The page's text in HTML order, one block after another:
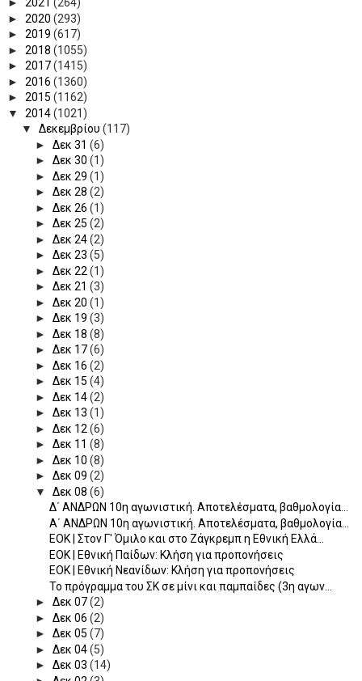
► 2021 (264)
► 2020 (293)
► 2019 (617)
► 2018 (1055)
► 2017(1415)
► 2016 (1360)
► 2015 (1162)
▼ 2014(1021)
▼ Δεκεμβρίου (117)
► Δεκ 31 (6)
► Δεκ 30 (1)
► Δεκ 29 (1)
► Δεκ 28 (2)
► Δεκ 26 (1)
► Δεκ 25 (2)
► Δεκ 24(2)
► Δεκ 23 (5)
► Δεκ 22 (1)
► Δεκ 21 (3)
► Δεκ 20 (1)
► Δεκ 19 (3)
► Δεκ 18 (8)
► Δεκ 17(6)
► Δεκ 16 (2)
► Δεκ 15 (4)
► Δεκ 14(2)
► Δεκ 13 (1)
► Δεκ 12 (6)
► Δεκ 11 (8)
► Δεκ 10 (8)
► Δεκ 09 (2)
▼ Δεκ 08 (6)
Δ΄ ΑΝΔΡΩΝ 10η αγωνιστική. Αποτελέσματα, βαθμολογία...
Α΄ ΑΝΔΡΩΝ 10η αγωνιστική. Αποτελέσματα, βαθμολογία...
EOK | Στον Γ' Όμιλο και στο Ζάγκρεμπ η Εθνική Ελλά...
ΕΟΚ | Εθνική Παίδων: Κλήση για προπονήσεις
EOK | Εθνική Νεανίδων: Κλήση για προπονήσεις
Το πρόγραμμα του ΣΚ σε μίνι και παμπαίδες (3η αγων...
► Δεκ 07(2)
► Δεκ 06 (2)
► Δεκ 05 (7)
► Δεκ 04(5)
► Δεκ 03 (14)